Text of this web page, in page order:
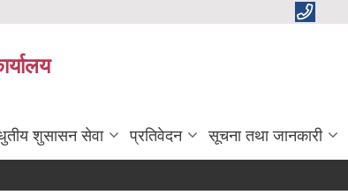
शुसासन सेवा प्रतिवेदन सूचना तथा जानकारी